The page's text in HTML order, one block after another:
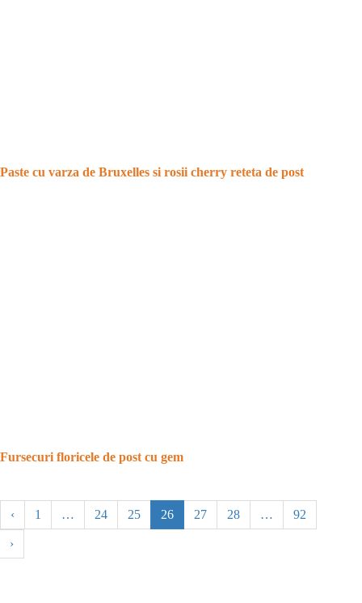
Paste cu varza de Bruxelles si rosii cherry reteta de post
Fursecuri floricele de post cu gem
‹ 1 … 24 25 26 27 28 … 92
›